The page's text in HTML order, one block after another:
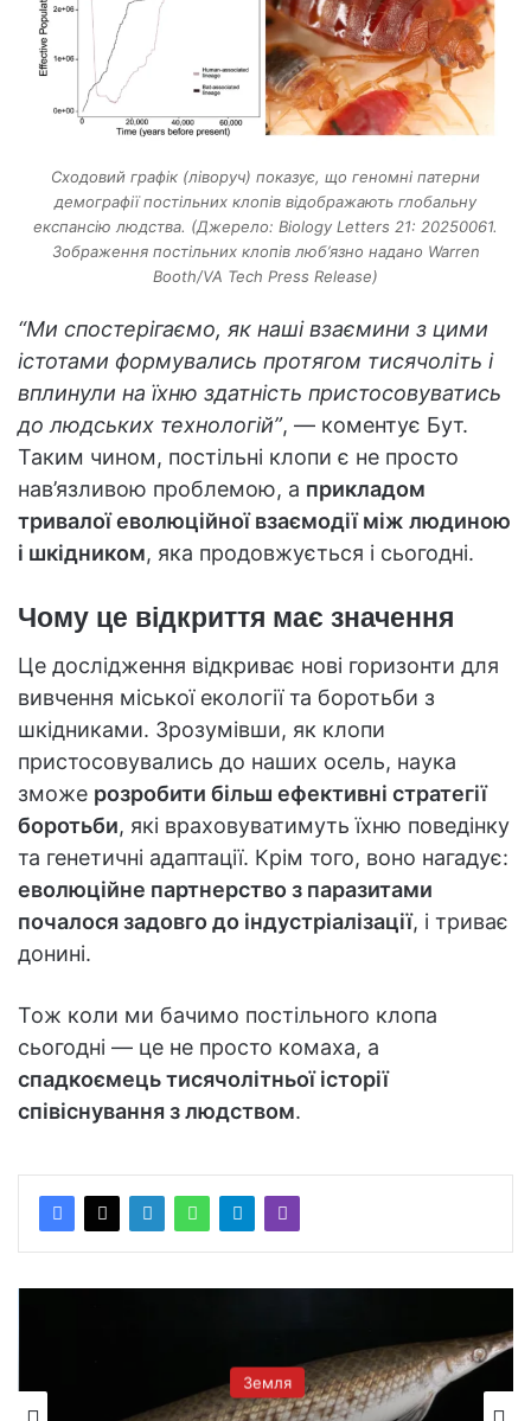
Сходовий графік (ліворуч) показує, що геномні патерни
демографії постільних клопів відображають глобальну
експансію людства. (Джерело: Biology Letters 21: 20250061.
Зображення постільних клопів люб’язно надано Warren
Booth/VA Tech Press Release)
“Ми спостерігаємо, як наші взаємини з цими
істотами формувались протягом тисячоліть і
вплинули на їхню здатність пристосовуватись
до людських технологій”, — коментує Бут.
Таким чином, постільні клопи є не просто
нав’язливою проблемою, а прикладом
тривалої еволюційної взаємодії між людиною
і шкідником, яка продовжується і сьогодні.
Чому це відкриття має значення
Це дослідження відкриває нові горизонти для
вивчення міської екології та боротьби з
шкідниками. Зрозумівши, як клопи
пристосовувались до наших осель, наука
зможе розробити більш ефективні стратегії
боротьби, які враховуватимуть їхню поведінку
та генетичні адаптації. Крім того, воно нагадує:
еволюційне партнерство з паразитами
почалося задовго до індустріалізації, і триває
донині.
Тож коли ми бачимо постільного клопа
сьогодні — це не просто комаха, а
спадкоємець тисячолітньої історії
співіснування з людством.
Земля